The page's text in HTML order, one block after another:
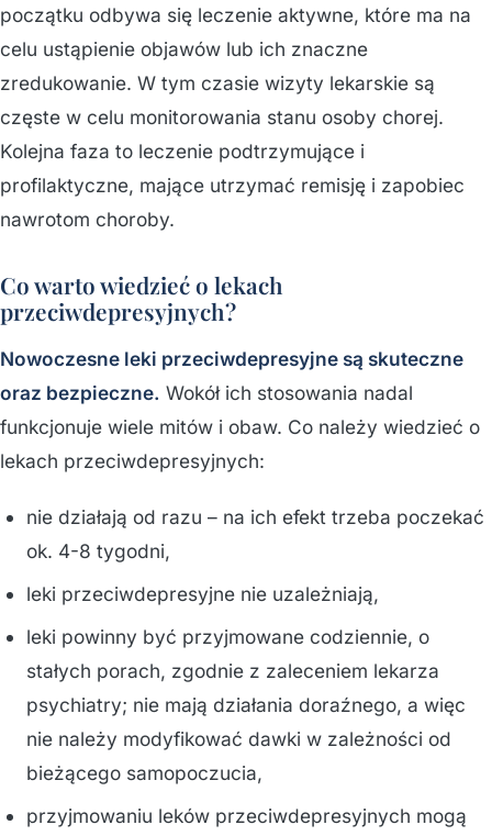
początku odbywa się leczenie aktywne, które ma na
celu ustąpienie objawów lub ich znaczne
zredukowanie. W tym czasie wizyty lekarskie są
częste w celu monitorowania stanu osoby chorej.
Kolejna faza to leczenie podtrzymujące i
profilaktyczne, mające utrzymać remisję i zapobiec
nawrotom choroby.
Co warto wiedzieć o lekach
przeciwdepresyjnych?
Nowoczesne leki przeciwdepresyjne są skuteczne
oraz bezpieczne. Wokół ich stosowania nadal
funkcjonuje wiele mitów i obaw. Co należy wiedzieć o
lekach przeciwdepresyjnych:
nie działają od razu – na ich efekt trzeba poczekać
ok. 4-8 tygodni,
leki przeciwdepresyjne nie uzależniają,
leki powinny być przyjmowane codziennie, o
stałych porach, zgodnie z zaleceniem lekarza
psychiatry; nie mają działania doraźnego, a więc
nie należy modyfikować dawki w zależności od
bieżącego samopoczucia,
przyjmowaniu leków przeciwdepresyjnych mogą